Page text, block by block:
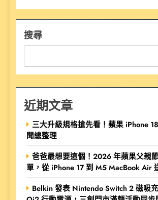
搜尋
近期文章
三大升級規格搶先看！蘋果 iPhone
聞總整理
爸爸最想要這個！2026 年蘋果父親
單，從 iPhone 17 到 M5 MacBook Air
Belkin 發表 Nintendo Switch 2 磁吸